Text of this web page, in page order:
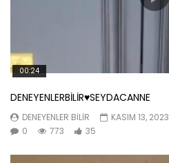
00:24
DENEYENLERBİLİR♥️SEYDACANNE
DENEYENLER BILIR
KASIM 13, 2023
0
773 35